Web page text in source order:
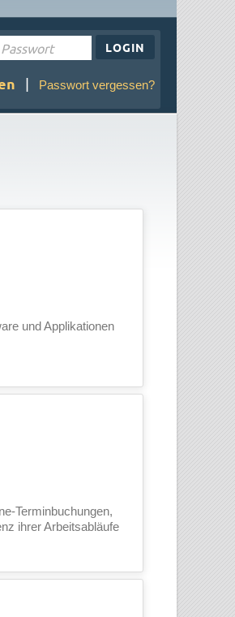
LOGIN
| Passwort vergessen?
und Applikationen
Terminbuchungen,
ihrer Arbeitsabläufe